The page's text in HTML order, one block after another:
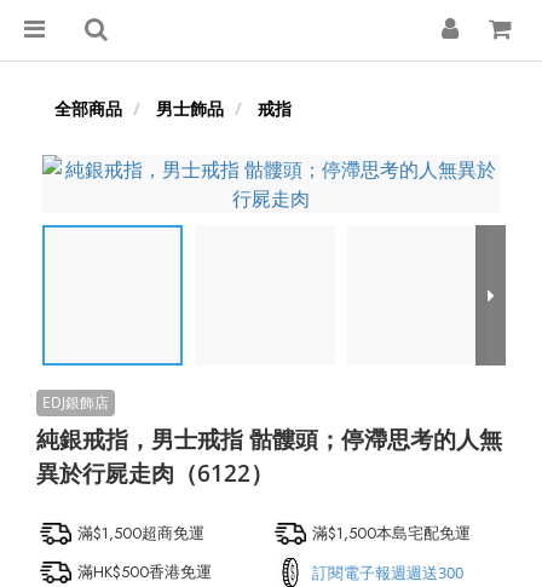
全部商品 男士飾品 戒指
純銀戒指，男士戒指 骷髏頭；停滯思考的人無
異於行屍走肉（6122）
滿$1,500超商免運
滿$1,500本島宅配免運
滿HK$500香港免運
訂閱電子報週週送300